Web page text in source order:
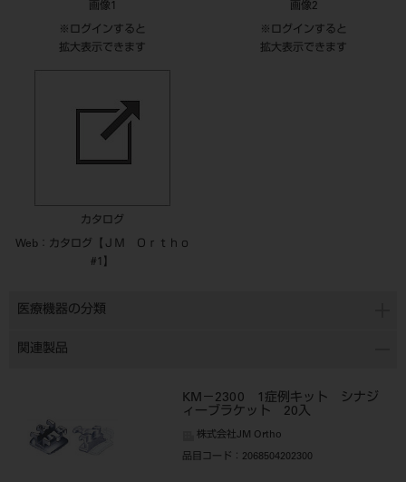
画像1
※ログインすると
拡大表示できます
画像2
※ログインすると
拡大表示できます
カタログ
Web：カタログ【ＪＭ Ｏｒｔｈｏ
#1】
医療機器の分類
関連製品
KM－2300 1症例キット シナジ
ィーブラケット 20入
株式会社JM Ortho
品目コード ：2068504202300